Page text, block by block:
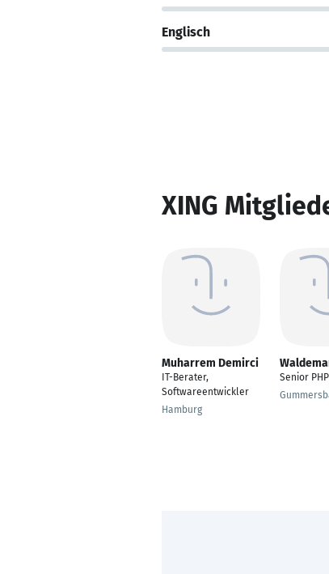
Englisch
XING
Muharrem Demirci
IT-Berater,
Softwareentwickler
Hamburg
Senior